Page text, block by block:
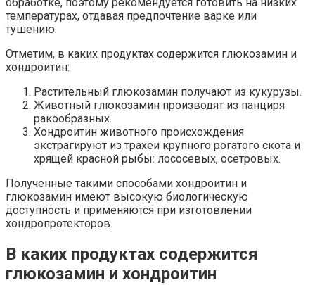
обработке, поэтому рекомендуется готовить на низких
температурах, отдавая предпочтение варке или
тушению.
Отметим, в каких продуктах содержится глюкозамин и
хондроитин:
Растительный глюкозамин получают из кукурузы.
Животный глюкозамин производят из панциря
ракообразных.
Хондроитин животного происхождения
экстрагируют из трахеи крупного рогатого скота и
хрящей красной рыбы: лососевых, осетровых.
Полученные такими способами хондроитин и
глюкозамин имеют высокую биологическую
доступность и применяются при изготовлении
хондропротекторов.
В каких продуктах содержится
глюкозамин и хондроитин